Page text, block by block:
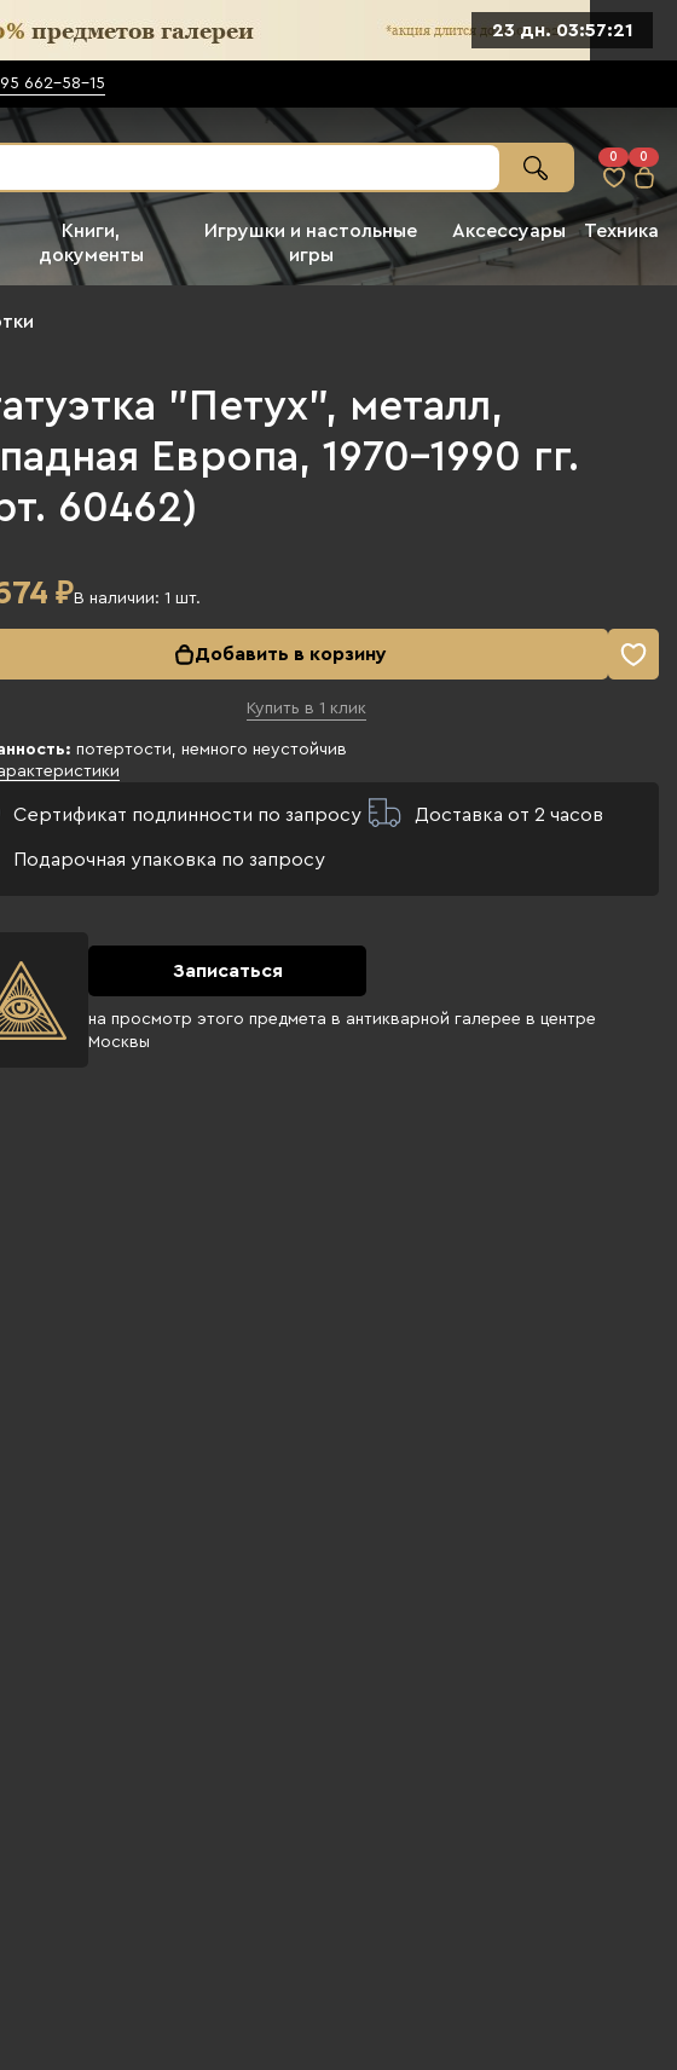
23 дн. 03:57:19
662-58-15
0 0
Книги,
документы
Игрушки и настольные
игры
Аксессуары Техника
"Петух", металл,
Европа, 1970-1990 гг.
60462)
₽В наличии: 1 шт.
Добавить в корзину
Купить в 1 клик
потертости, немного неустойчив
Сертификат подлинности по запросу Доставка от 2 часов
Подарочная упаковка по запросу
Записаться
на просмотр этого предмета в антикварной галерее в центре
Москвы